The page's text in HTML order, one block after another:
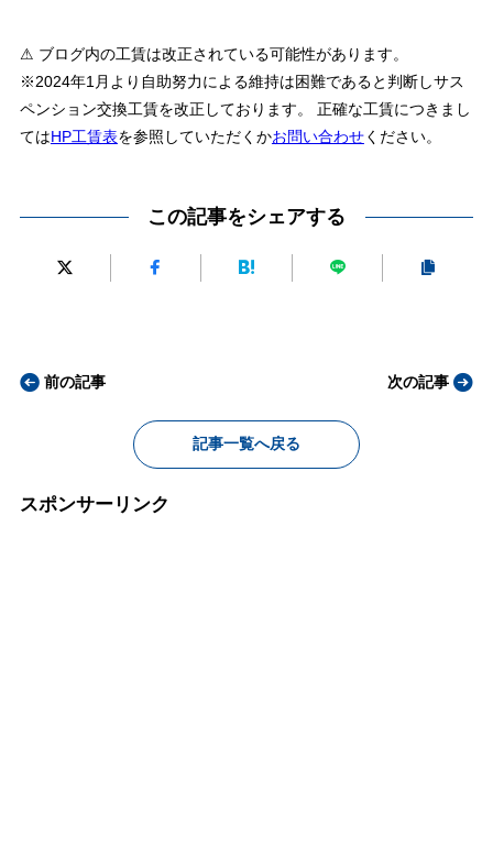
⚠ ブログ内の工賃は改正されている可能性があります。
※2024年1月より自助努力による維持は困難であると判断しサス
ペンション交換工賃を改正しております。 正確な工賃につきまし
てはHP工賃表を参照していただくかお問い合わせください。
この記事をシェアする
前の記事
記事一覧へ戻る
次の記事
スポンサーリンク